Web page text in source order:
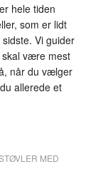
hele tiden
som er lidt
Vi guider
være mest
når du vælger
allerede et
MED